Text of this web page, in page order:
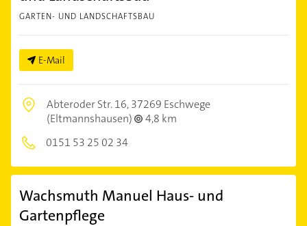
GARTEN- UND LANDSCHAFTSBAU
E-Mail
Abteroder Str. 16,37269 Eschwege
(Eltmannshausen)
4,8 km
0151 53 25 02 34
Wachsmuth Manuel Haus- und
Gartenpflege